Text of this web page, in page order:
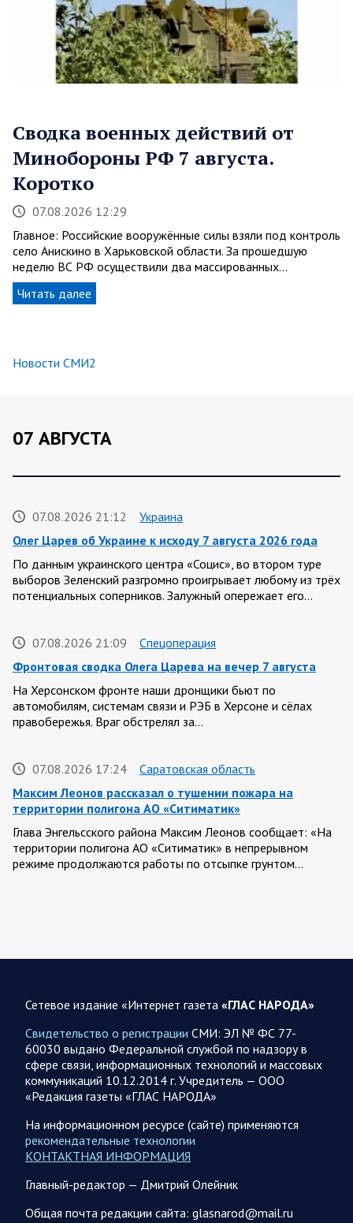
Сводка военных действий от
Минобороны РФ 7 августа.
Коротко
07.08.2026 12:29
Главное: Российские вооружённые силы взяли под контроль
село Анискино в Харьковской области. За прошедшую
неделю ВС РФ осуществили два массированных…
Читать далее
Новости СМИ2
07 АВГУСТА
07.08.2026 21:12
Украина
Олег Царев об Украине к исходу 7 августа 2026 года
По данным украинского центра «Социс», во втором туре
выборов Зеленский разгромно проигрывает любому из трёх
потенциальных соперников. Залужный опережает его…
07.08.2026 21:09
Спецоперация
Фронтовая сводка Олега Царева на вечер 7 августа
На Херсонском фронте наши дронщики бьют по
автомобилям, системам связи и РЭБ в Херсоне и сёлах
правобережья. Враг обстрелял за…
07.08.2026 17:24
Саратовская область
Максим Леонов рассказал о тушении пожара на
территории полигона АО «Ситиматик»
Глава Энгельсского района Максим Леонов сообщает: «На
территории полигона АО «Ситиматик» в непрерывном
режиме продолжаются работы по отсыпке грунтом…
представители группировок «Север», «Запад», «Центр»,
07.08.2026 12:29
Спецоперация
Сводка военных действий от Минобороны РФ 7
Главное: Российские вооружённые силы взяли под контроль
село Анискино в Харьковской области. За прошедшую
неделю ВС РФ осуществили два массированных…
07.08.2026 10:51 Мир
Сетевое издание «Интернет газета «ГЛАС НАРОДА»
Свидетельство о регистрации СМИ: ЭЛ № ФС 77-
60030 выдано Федеральной службой по надзору в
сфере связи, информационных технологий и массовых
коммуникаций 10.12.2014 г. Учредитель — ООО
«Редакция газеты «ГЛАС НАРОДА»
На информационном ресурсе (сайте) применяются
рекомендательные технологии
КОНТАКТНАЯ ИНФОРМАЦИЯ
Главный-редактор — Дмитрий Олейник
Общая почта редакции сайта: glasnarod@mail.ru